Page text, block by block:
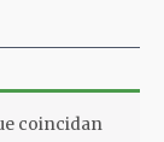
coincidan